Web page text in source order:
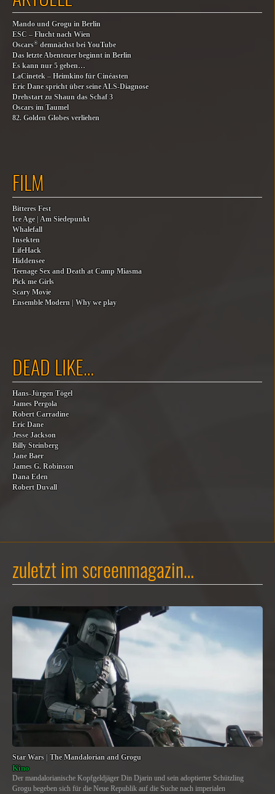
Mando und Grogu in Berlin
ESC – Flucht nach Wien
Oscars® demnächst bei YouTube
Das letzte Abenteuer beginnt in Berlin
Es kann nur 5 geben…
LaCinetek – Heimkino für Cinéasten
Eric Dane spricht über seine ALS-Diagnose
Drehstart zu Shaun das Schaf 3
Oscars im Taumel
82. Golden Globes verliehen
FILM
Bitteres Fest
Ice Age | Am Siedepunkt
Whalefall
Insekten
LifeHack
Hiddensee
Teenage Sex and Death at Camp Miasma
Pick me Girls
Scary Movie
Ensemble Modern | Why we play
DEAD LIKE…
Hans-Jürgen Tögel
James Pergola
Robert Carradine
Eric Dane
Jesse Jackson
Billy Steinberg
Jane Baer
James G. Robinson
Dana Eden
Robert Duvall
zuletzt im screenmagazin…
Star Wars | The Mandalorian and Grogu
Kino
Der mandalorianische Kopfgeldjäger Din Djarin und sein adoptierter Schützling
Grogu begeben sich für die Neue Republik auf die Suche nach imperialen